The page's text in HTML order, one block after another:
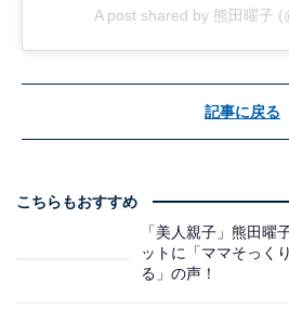
A post shared by 熊田曜子
記事に戻る
こちらもおすすめ
「美人親子」熊田曜
ットに「ママそっく
る」の声！